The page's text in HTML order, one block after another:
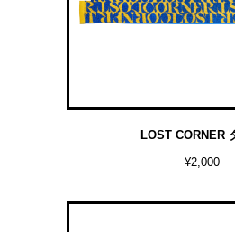
LOST CORNER
¥2,000